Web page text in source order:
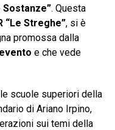
. Questa
“Le Streghe”, si è
promossa dalla
e che vede
scuole superiori della
di Ariano Irpino,
sui temi della